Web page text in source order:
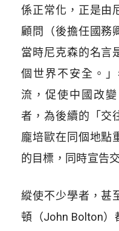
係正常化，正是由
顧問（後擔任國務
當時尼克森的名言
個世界不安全。
流，促使中國改
者，為後續的「交
龐培歐在同個地點
的目標，同時宣告
縱使不少學者，甚
頓（John Bolton）